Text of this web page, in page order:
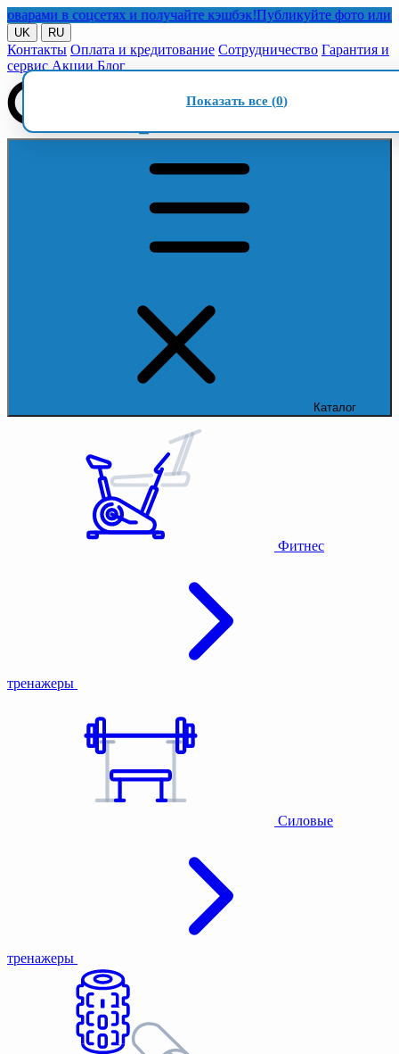
в соцсетях и получайте кэшбэк!Публикуйте фото или
UK RU
Контакты Оплата и кредитование Сотрудничество Гарантия и
сервис Акции Блог
Каталог
Фитнес
тренажеры
Силовые
тренажеры
Показать все (0)